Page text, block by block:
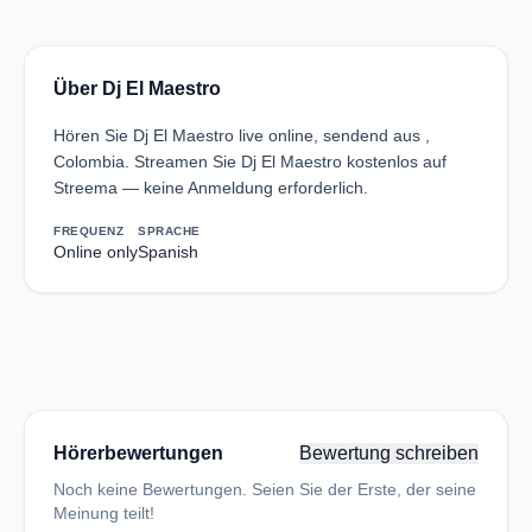
Über Dj El Maestro
Hören Sie Dj El Maestro live online, sendend aus ,
Colombia. Streamen Sie Dj El Maestro kostenlos auf
Streema — keine Anmeldung erforderlich.
FREQUENZ
Online only
SPRACHE
Spanish
Hörerbewertungen Bewertung schreiben
Noch keine Bewertungen. Seien Sie der Erste, der seine
Meinung teilt!